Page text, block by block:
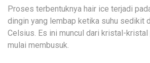
Proses terbentuknya hair ice terjadi
dingin yang lembap ketika suhu sedikit
Celsius. Es ini muncul dari kristal-kristal
mulai membusuk.